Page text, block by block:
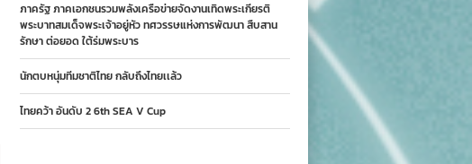
ภาครัฐ ภาคเอกชนรวมพลังเครือข่ายจัดงานเทิดพระเกียรติ
พระบาทสมเด็จพระเจ้าอยู่หัว ทศวรรษแห่งการพัฒนา สืบสาน
รักษา ต่อยอด ใต้ร่มพระบาร
นักตบหนุ่มทีมชาติไทย กลับถึงไทยเเล้ว
ไทยคว้า อันดับ 2 6th SEA V Cup